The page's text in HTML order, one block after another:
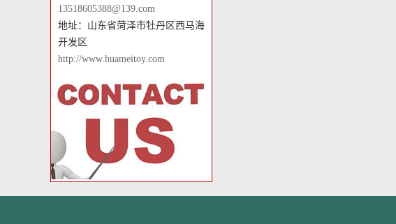
13518605388@139.com
地址：山东省菏泽市牡丹区西马海
开发区
http://www.huameitoy.com